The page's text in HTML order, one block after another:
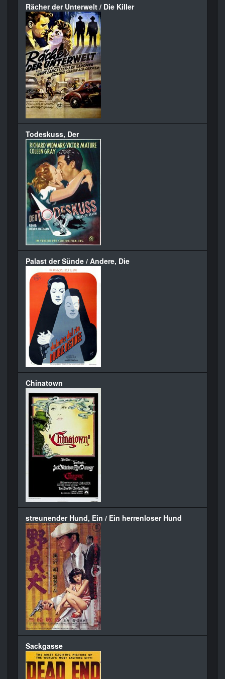
Rächer der Unterwelt / Die Killer
Todeskuss, Der
Palast der Sünde / Andere, Die
Chinatown
streunender Hund, Ein / Ein herrenloser Hund
Sackgasse